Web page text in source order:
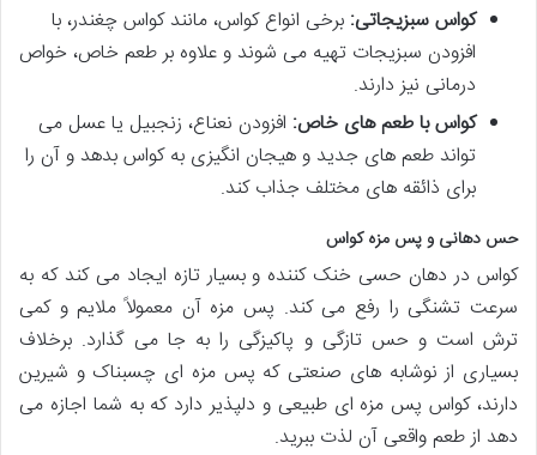
کواس سبزیجاتی: برخی انواع کواس، مانند کواس چغندر، با
افزودن سبزیجات تهیه می شوند و علاوه بر طعم خاص، خواص
درمانی نیز دارند.
کواس با طعم های خاص: افزودن نعناع، زنجبیل یا عسل می
تواند طعم های جدید و هیجان انگیزی به کواس بدهد و آن را
برای ذائقه های مختلف جذاب کند.
حس دهانی و پس مزه کواس
کواس در دهان حسی خنک کننده و بسیار تازه ایجاد می کند که به
سرعت تشنگی را رفع می کند. پس مزه آن معمولاً ملایم و کمی
ترش است و حس تازگی و پاکیزگی را به جا می گذارد. برخلاف
بسیاری از نوشابه های صنعتی که پس مزه ای چسبناک و شیرین
دارند، کواس پس مزه ای طبیعی و دلپذیر دارد که به شما اجازه می
دهد از طعم واقعی آن لذت ببرید.